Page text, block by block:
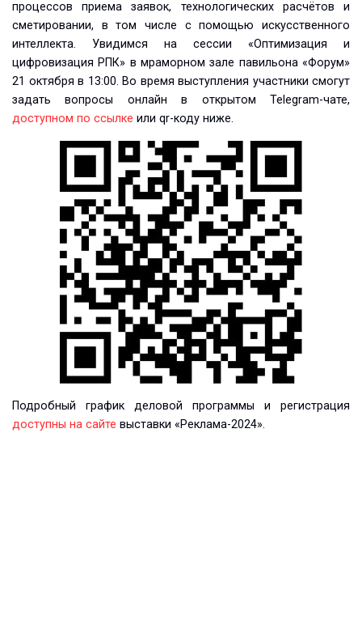
процессов приема заявок, технологических расчётов и
сметировании, в том числе с помощью искусственного
интеллекта. Увидимся на сессии «Оптимизация и
цифровизация РПК» в мраморном зале павильона «Форум»
21 октября в 13:00. Во время выступления участники смогут
задать вопросы онлайн в открытом Telegram-чате,
доступном по ссылке или qr-коду ниже.
Подробный график деловой программы и регистрация
доступны на сайте выставки «Реклама-2024».